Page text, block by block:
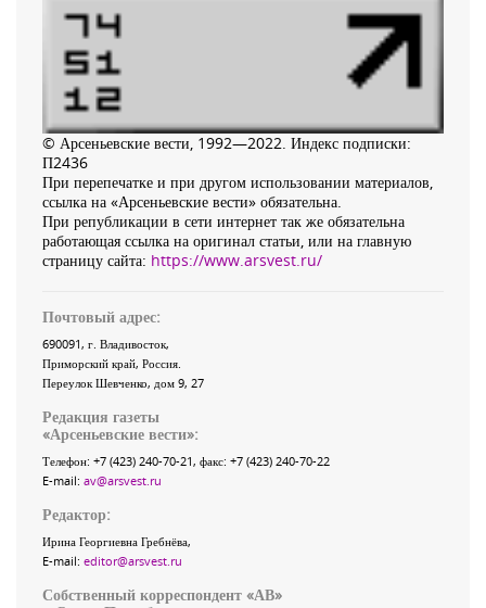
© Арсеньевские вести, 1992—2022. Индекс подписки:
П2436
При перепечатке и при другом использовании материалов,
ссылка на «Арсеньевские вести» обязательна.
При републикации в сети интернет так же обязательна
работающая ссылка на оригинал статьи, или на главную
страницу сайта: https://www.arsvest.ru/
Почтовый адрес:
690091, г. Владивосток,
Приморский край, Россия
Переулок Шевченко, дом 9, 27
Редакция газеты
«Арсеньевские вести»:
Телефон: +7 (423) 240-70-21, факс: +7 (423) 240-70-22
E-mail: av@arsvest.ru
Редактор:
Ирина Георгиевна Гребнёва,
E-mail: editor@arsvest.ru
Собственный корреспондент «АВ»